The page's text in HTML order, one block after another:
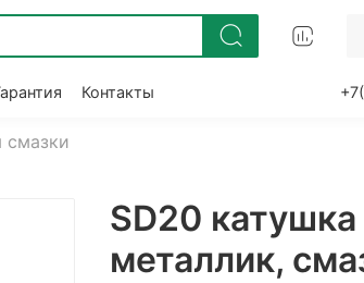
Контакты
смазки
SD20
металлик,